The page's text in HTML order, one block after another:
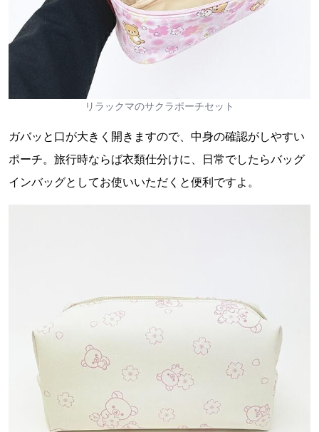
リラックマのサクラポーチセット
ガバッと口が大きく開きますので、中身の確認がしやすい
ポーチ。旅行時ならば衣類仕分けに、日常でしたらバッグ
インバッグとしてお使いいただくと便利ですよ。